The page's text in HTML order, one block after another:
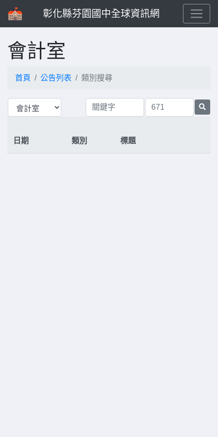
彰化縣芬園國中全球資訊網
會計室
首頁 公告列表 類別搜尋
日期 類別 標題